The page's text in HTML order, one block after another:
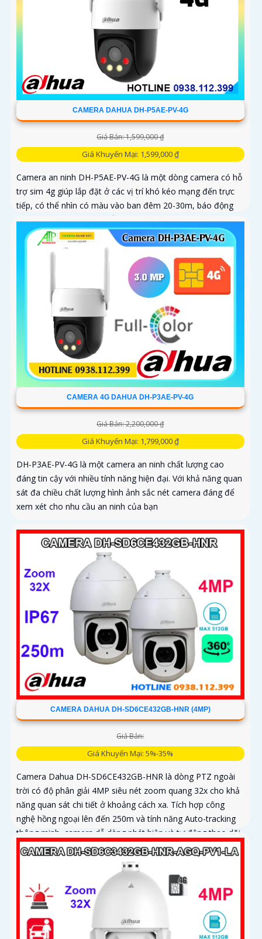
CAMERA DAHUA DH-P5AE-PV-4G
Giá Bán: 1,599,000 ₫
Giá Khuyến Mại: 1,599,000 ₫
Camera an ninh DH-P5AE-PV-4G là một dòng camera có hỗ
trợ sim 4g giúp lắp đặt ở các vị trí khó kéo mạng đến trực
tiếp, có thể nhìn có màu vào ban đêm 20-30m, báo động
còi hú và đèn chớp tại chỗ, tích hợp khả năng quay xoay
360 độ ấn tượng, chống nước IP 66
CAMERA 4G DAHUA DH-P3AE-PV-4G
Giá Bán: 2,200,000 ₫
Giá Khuyến Mại: 1,799,000 ₫
DH-P3AE-PV-4G là một camera an ninh chất lượng cao
đáng tin cậy với nhiều tính năng hiện đại. Với khả năng quan
sát đa chiều chất lượng hình ảnh sắc nét camera đáng để
xem xét cho nhu cầu an ninh của bạn
CAMERA DAHUA DH-SD6CE432GB-HNR (4MP)
Giá Bán:
Giá Khuyến Mại: 5%-35%
Camera Dahua DH-SD6CE432GB-HNR là dòng PTZ ngoài
trời có độ phân giải 4MP siêu nét zoom quang 32x cho khả
năng quan sát chi tiết ở khoảng cách xa. Tích hợp công
nghệ hồng ngoại lên đến 250m và tính năng Auto-tracking
thông minh, camera dễ dàng phát hiện và tự động theo dõi
mục tiêu chuyển động